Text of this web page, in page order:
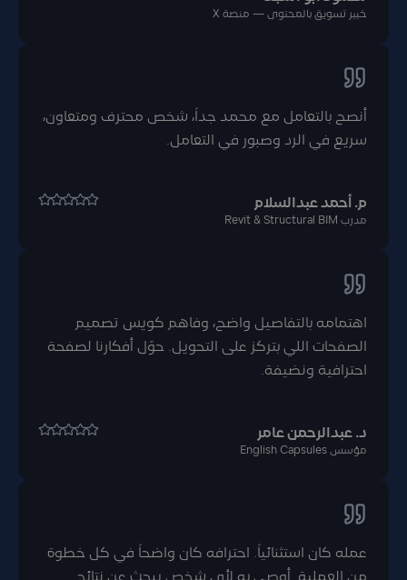
خبير تسويق بالمحتوى — منصة X
أنصح بالتعامل مع محمد جداً، شخص محترف ومتعاون،
سريع في الرد وصبور في التعامل.
م. أحمد عبدالسلام
مدرب Revit & Structural BIM
اهتمامه بالتفاصيل واضح، وفاهم كويس تصميم
الصفحات اللي بتركز على التحويل. حوّل أفكارنا لصفحة
احترافية ونضيفة.
د. عبدالرحمن عامر
مؤسس English Capsules
عمله كان استثنائياً. احترافه كان واضحاً في كل خطوة